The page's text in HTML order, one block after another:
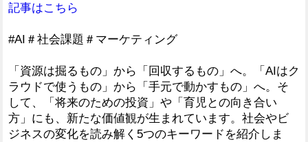
記事はこちら
#AI＃社会課題＃マーケティング
「資源は掘るもの」から「回収するもの」へ。「AIはク
ラウドで使うもの」から「手元で動かすもの」へ。そ
して、「将来のための投資」や「育児との向き合い
方」にも、新たな価値観が生まれています。社会やビ
ジネスの変化を読み解く5つのキーワードを紹介しま